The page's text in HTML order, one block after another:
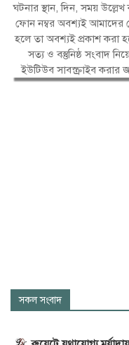
ঘটনার স্থান, দিন, সময়
ফোন নম্বর অবশ্যই আমাদের
হলে তা অবশ্যই প্রকাশ করা
সত্য ও বস্তুনিষ্ঠ সংবাদ
ইউটিউব সাবস্ক্রাইব
সকল সংবাদ